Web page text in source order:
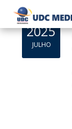
2025
JULHO